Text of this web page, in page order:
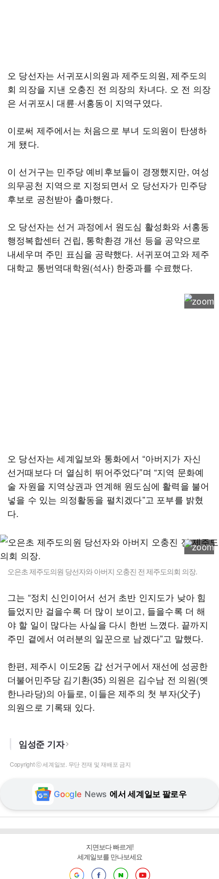
오 당선자는 서귀포시의원과 제주도의원, 제주도의
회 의장을 지낸 오충진 전 의장의 차녀다. 오 전 의장
은 서귀포시 대륜·서홍동이 지역구였다.
이로써 제주에서는 처음으로 부녀 도의원이 탄생하
게 됐다.
이 선거구는 민주당 예비후보들이 경쟁했지만, 여성
의무공천 지역으로 지정되면서 오 당선자가 민주당
후보로 공천받아 출마했다.
오 당선자는 선거 과정에서 원도심 활성화와 서홍동
행정복합센터 건립, 통학환경 개선 등을 공약으로
내세우며 주민 표심을 공략했다. 서귀포여고와 제주
대학교 통번역대학원(석사) 한중과를 수료했다.
오 당선자는 세계일보와 통화에서 “아버지가 자신
선거때보다 더 열심히 뛰어주었다”며 “지역 문화예
술 자원을 지역상권과 연계해 원도심에 활력을 불어
넣을 수 있는 의정활동을 펼치겠다”고 포부를 밝혔
다.
오은초 제주도의원 당선자와 아버지 오충진 전 제주도의회 의장.
그는 “정치 신인이어서 선거 초반 인지도가 낮아 힘
들었지만 걸을수록 더 많이 보이고, 들을수록 더 해
야 할 일이 많다는 사실을 다시 한번 느꼈다. 끝까지
주민 곁에서 여러분의 일꾼으로 남겠다”고 말했다.
한편, 제주시 이도2동 갑 선거구에서 재선에 성공한
더불어민주당 김기환(35) 의원은 김수남 전 의원(옛
한나라당)의 아들로, 이들은 제주의 첫 부자(父子)
의원으로 기록돼 있다.
임성준 기자
Copyright ⓒ 세계일보. 무단 전재 및 재배포 금지
Google News 에서 세계일보 팔로우
지면보다 빠르게!
세계일보를 만나보세요